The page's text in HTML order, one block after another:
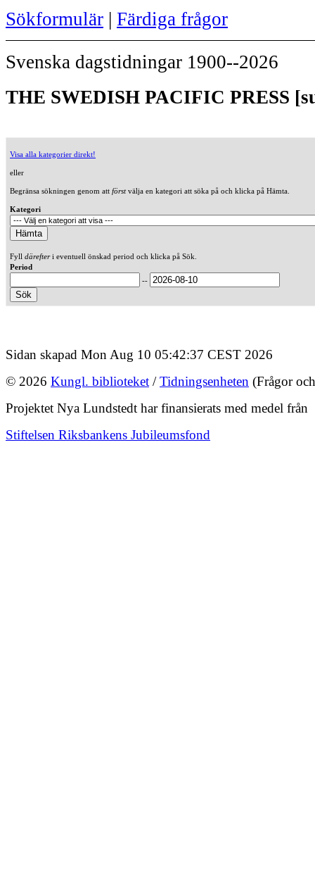
Sökformulär | Färdiga frågor
Svenska dagstidningar 1900--2026
THE SWEDISH PACIFIC PRESS
Visa alla kategorier direkt!
eller
Begränsa sökningen genom att förstvälja en kategori att söka på och klicka på Hämta.
Kategori
Fyll därefteri eventuell önskad period och klicka på Sök.
Period
--
Sidan skapad Mon Aug 10 05:42:37 CEST 2026
© 2026 Kungl. biblioteket /Tidningsenheten (Frågor
Projektet Nya Lundstedt har finansierats med medel från
Stiftelsen Riksbankens Jubileumsfond